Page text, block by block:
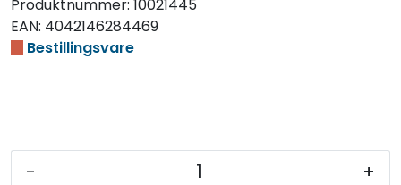
Produktnummer: 10021445
EAN: 4042146284469
Bestillingsvare
- +
TILBUD